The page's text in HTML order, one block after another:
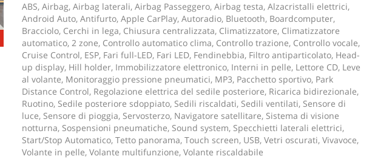
ABS, Airbag, Airbag laterali, Airbag Passeggero, Airbag testa, Alzacristalli elettrici,
Android Auto, Antifurto, Apple CarPlay, Autoradio, Bluetooth, Boardcomputer,
Bracciolo, Cerchi in lega, Chiusura centralizzata, Climatizzatore, Climatizzatore
automatico, 2 zone, Controllo automatico clima, Controllo trazione, Controllo vocale,
Cruise Control, ESP, Fari full-LED, Fari LED, Fendinebbia, Filtro antiparticolato, Head-
up display, Hill holder, Immobilizzatore elettronico, Interni in pelle, Lettore CD, Leve
al volante, Monitoraggio pressione pneumatici, MP3, Pacchetto sportivo, Park
Distance Control, Regolazione elettrica del sedile posteriore, Ricarica bidirezionale,
Ruotino, Sedile posteriore sdoppiato, Sedili riscaldati, Sedili ventilati, Sensore di
luce, Sensore di pioggia, Servosterzo, Navigatore satellitare, Sistema di visione
notturna, Sospensioni pneumatiche, Sound system, Specchietti laterali elettrici,
Start/Stop Automatico, Tetto panorama, Touch screen, USB, Vetri oscurati, Vivavoce,
Volante in pelle, Volante multifunzione, Volante riscaldabile